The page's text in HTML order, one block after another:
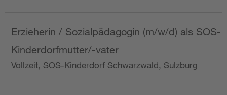
Erzieherin / Sozialpädagogin (m/w/d) als SOS-
Kinderdorfmutter/-vater
Vollzeit, SOS-Kinderdorf Schwarzwald, Sulzburg